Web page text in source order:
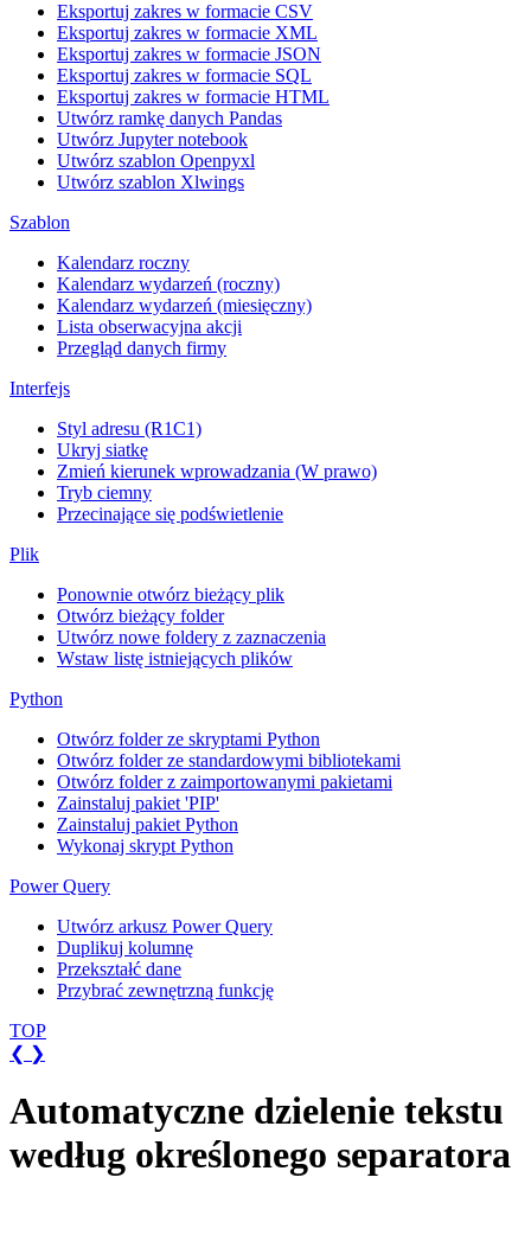
Eksportuj zakres w formacie CSV
Eksportuj zakres w formacie XML
Eksportuj zakres w formacie JSON
Eksportuj zakres w formacie SQL
Eksportuj zakres w formacie HTML
Utwórz ramkę danych Pandas
Utwórz Jupyter notebook
Utwórz szablon Openpyxl
Utwórz szablon Xlwings
Szablon
Kalendarz roczny
Kalendarz wydarzeń (roczny)
Kalendarz wydarzeń (miesięczny)
Lista obserwacyjna akcji
Przegląd danych firmy
Interfejs
Styl adresu (R1C1)
Ukryj siatkę
Zmień kierunek wprowadzania (W prawo)
Tryb ciemny
Przecinające się podświetlenie
Plik
Ponownie otwórz bieżący plik
Otwórz bieżący folder
Utwórz nowe foldery z zaznaczenia
Wstaw listę istniejących plików
Python
Otwórz folder ze skryptami Python
Otwórz folder ze standardowymi bibliotekami
Otwórz folder z zaimportowanymi pakietami
Zainstaluj pakiet 'PIP'
Zainstaluj pakiet Python
Wykonaj skrypt Python
Power Query
Utwórz arkusz Power Query
Duplikuj kolumnę
Przekształć dane
Przybrać zewnętrzną funkcję
TOP
❮ ❯
Automatyczne dzielenie tekstu
według określonego separatora